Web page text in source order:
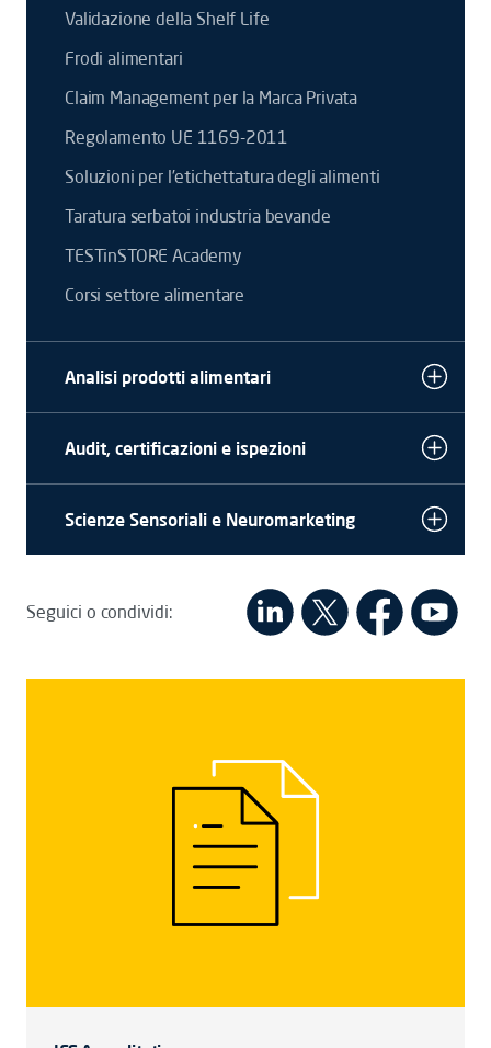
Validazione della Shelf Life
Frodi alimentari
Claim Management per la Marca Privata
Regolamento UE 1169-2011
Soluzioni per l’etichettatura degli alimenti
Taratura serbatoi industria bevande
TESTinSTORE Academy
Corsi settore alimentare
Analisi prodotti alimentari
Audit, certificazioni e ispezioni
Scienze Sensoriali e Neuromarketing
Seguici o condividi: